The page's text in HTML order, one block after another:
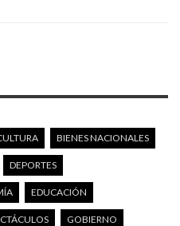
BIENES NACIONALES
DEPORTES
EDUCACIÓN
GOBIERNO